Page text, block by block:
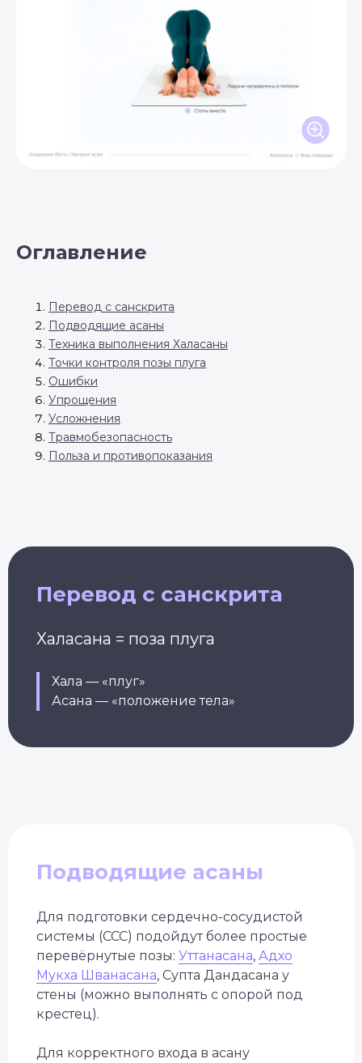
Оглавление
Перевод с санскрита
Подводящие асаны
Техника выполнения Халасаны
Точки контроля позы плуга
Ошибки
Упрощения
Усложнения
Травмобезопасность
Польза и противопоказания
Перевод с санскрита
Халасана = поза плуга
Хала — «плуг»
Асана — «положение тела»
Подводящие асаны
Для подготовки сердечно-сосудистой
системы (ССС) подойдут более простые
перевёрнутые позы: Уттанасана, Адхо
Мукха Шванасана, Супта Дандасана у
стены (можно выполнять с опорой под
крестец).
Для корректного входа в асану